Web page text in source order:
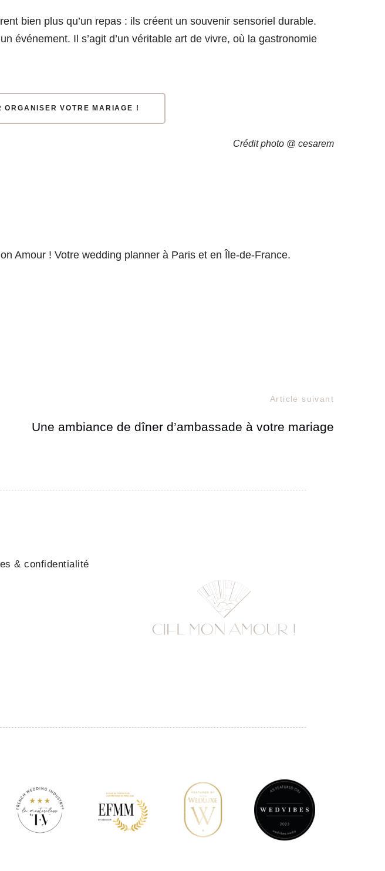
bien plus qu’un repas : ils créent un souvenir sensoriel durable.
événement. Il s’agit d’un véritable art de vivre, où la gastronomie
ORGANISER VOTRE MARIAGE !
Crédit photo @ cesarem
Amour ! Votre wedding planner à Paris et en Île-de-France.
Article suivant
Une ambiance de dîner d’ambassade à votre mariage
& confidentialité